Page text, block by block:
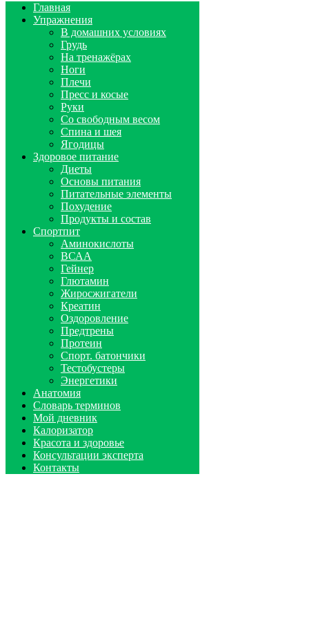
Главная
Упражнения
В домашних условиях
Грудь
На тренажёрах
Ноги
Плечи
Пресс и косые
Руки
Со свободным весом
Спина и шея
Ягодицы
Здоровое питание
Диеты
Основы питания
Питательные элементы
Похудение
Продукты и состав
Спортпит
Аминокислоты
ВСАА
Гейнер
Глютамин
Жиросжигатели
Креатин
Оздоровление
Предтрены
Протеин
Спорт. батончики
Тестобустеры
Энергетики
Анатомия
Словарь терминов
Мой дневник
Калоризатор
Красота и здоровье
Консультации эксперта
Контакты